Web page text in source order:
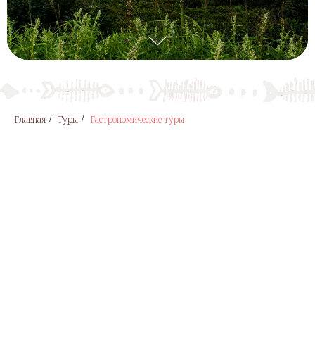
Главная / Туры / Гастрономические туры